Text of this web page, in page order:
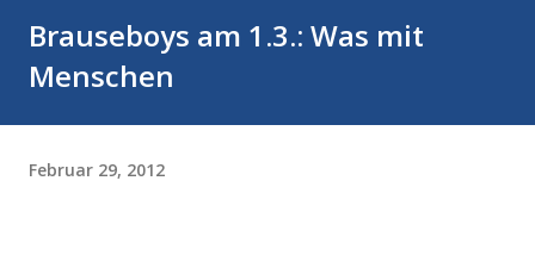
Brauseboys am 1.3.: Was mit
Menschen
Februar 29, 2012